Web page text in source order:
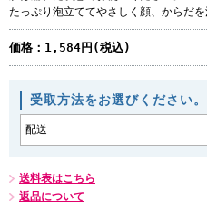
たっぷり泡立ててやさしく顔、からだ
価格： 1,584円(税込)
受取方法をお選びください。
送料表はこちら
返品について